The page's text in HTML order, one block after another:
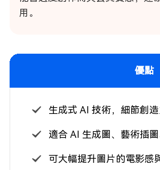
用。
優點
生成式 AI 技術，細節創
適合 AI 生成圖、藝術插
可大幅提升圖片的電影感